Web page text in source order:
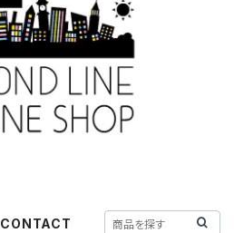
CONTACT